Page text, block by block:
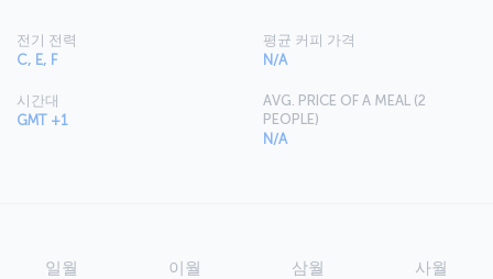
전기 전력
C, E, F
시간대
GMT +1
평균 커피 가격
N/A
AVG. PRICE OF A MEAL (2
PEOPLE)
N/A
일월 이월 삼월 사월